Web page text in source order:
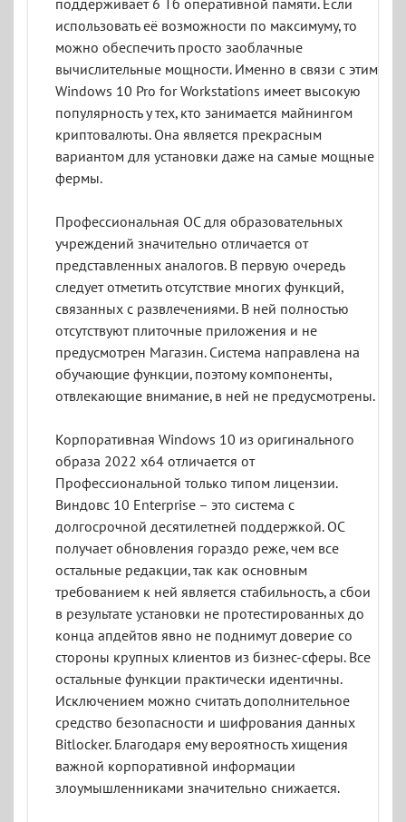
поддерживает 6 Тб оперативной памяти. Если
использовать её возможности по максимуму, то
можно обеспечить просто заоблачные
вычислительные мощности. Именно в связи с этим
Windows 10 Pro for Workstations имеет высокую
популярность у тех, кто занимается майнингом
криптовалюты. Она является прекрасным
вариантом для установки даже на самые мощные
фермы.
Профессиональная ОС для образовательных
учреждений значительно отличается от
представленных аналогов. В первую очередь
следует отметить отсутствие многих функций,
связанных с развлечениями. В ней полностью
отсутствуют плиточные приложения и не
предусмотрен Магазин. Система направлена на
обучающие функции, поэтому компоненты,
отвлекающие внимание, в ней не предусмотрены.
Корпоративная Windows 10 из оригинального
образа 2022 x64 отличается от
Профессиональной только типом лицензии.
Виндовс 10 Enterprise – это система с
долгосрочной десятилетней поддержкой. ОС
получает обновления гораздо реже, чем все
остальные редакции, так как основным
требованием к ней является стабильность, а сбои
в результате установки не протестированных до
конца апдейтов явно не поднимут доверие со
стороны крупных клиентов из бизнес-сферы. Все
остальные функции практически идентичны.
Исключением можно считать дополнительное
средство безопасности и шифрования данных
Bitlocker. Благодаря ему вероятность хищения
важной корпоративной информации
злоумышленниками значительно снижается.